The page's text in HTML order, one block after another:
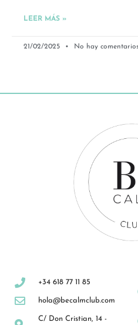
LEER MÁS »
21/02/2025 No hay
+34 618 77 11 85
hola@becalmclub.com
C/ Don Cristian, 14 -